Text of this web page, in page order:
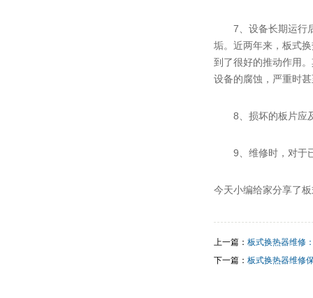
7、设备长期运行
垢。近两年来，板式
到了很好的推动作用
设备的腐蚀，严重时
8、损坏的板片应
9、维修时，对于
今天小编给家分享了
上一篇： 板式换热器维修
下一篇： 板式换热器维修